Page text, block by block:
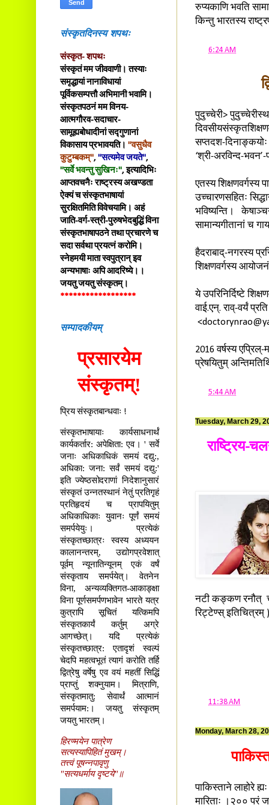
रुप्यकाणि भवति
किन्तु भारतस्य
6:24 AM
पुदुच्चेरी>
सप्तदश-दिनाङ्कयोः
‘श्री-अरविन्द-
एतस्य शिक्षणवर्गस्य
उच्चारणसहितः
भविष्यन्ति।
सामान्यगीतानां च
हैदराबाद्-नगरस्य
शिक्षणवर्गस्य
ये उपरिनिर्दिष्टे
वाई.एन्. राव्-वर्यं
2016 वर्षस्य
प्रेषयितुम्
5:44 AM
Tuesday, March 29,
राष्ट्रिय-
नटी कङ्कण रनौत्
रिट्टेण्स् इतिचित्रम्
11:38 AM
Monday, March 28,
पाकिस्ताने लाहोरे
मारिताः ।२०० परं
संस्कृतदिनस्य शपथः
संस्कृत- शपथः
संस्कृतं मम जीववाणी। तस्याः
समृद्धायां नानाविधायां
पूर्विकसम्पत्तौ अभिमानी भवामि।
संस्कृतपठनं मम विनय-
आत्मगौरव-सदाचार-
सामूह्यबोधादीनां सद्गुणानां
विकासाय प्रभावयति। "वसुधैव
कुटुम्बकम्", "सत्यमेव जयते",
"सर्वे भवन्तु सुखिनः", इत्यादिभिः
आप्तवचनैः राष्ट्रस्य अखण्डता
ऐक्यं च संस्कृतभाषायां
सुरक्षितमिति विवेचयामि। अहं
जाति-वर्ग-स्त्री-पुरुषभेदबुद्धिं विना
संस्कृतभाषापठने तथा प्रचारणे च
सदा सर्वथा प्रयत्नं करोमि।
स्नेहमयी माता स्वपुत्रान् इव
अन्यभाषाः अपि आदरिष्ये।।
जयतु जयतु संस्कृतम्।
******************
सम्पादकीयम्
प्रसारयेम
संस्कृतम्!
प्रिय संस्कृतबान्धवाः !
संस्कृतभाषायाः कार्यसाधनार्थं
कार्यकर्तार: अपेक्षिता: एव। ' सर्वे
जनाः अधिकाधिकं समयं दद्यु:,
अधिका: जना: सर्वं समयं दद्यु:'
इति ज्येष्ठसोदराणां निदेशानुसारं
संस्कृतं उन्नतस्थानं नेतुं प्रतिगृहं
प्रतिहृदयं च प्रापयितुम्
अधिकाधिकाः युवानः पूर्णं समयं
समर्पयेयुः। प्रत्येकं
संस्कृतच्छात्रः स्वस्य अध्ययन
कालानन्तरम्, उद्योगप्रवेशात्
पूर्वम् न्यूनातिन्यूनम् एकं वर्षं
संस्कृताय समर्पयेत्। वेतनेन
विना, अन्यव्यक्तिगत-आकाङ्क्षा
विना पूर्णसमर्पणभावेन भारते यत्र
कुत्रापि सूचितं यत्किमपि
संस्कृतकार्यं कर्तुम् अग्रे
आगच्छेत्। यदि प्रत्येकं
संस्कृतच्छात्र: एतादृशं स्वल्पं
चेदपि महत्वभूतं त्यागं करोति तर्हि
द्वित्रेषु वर्षेषु एव वयं महतीं सिद्धिं
प्राप्तुं शक्नुयाम। मित्राणि,
संस्कृतमातु: सेवार्थं आत्मानं
समर्पयाम:। जयतु संस्कृतम्
जयतु भारतम्।
हिरण्मयेन पात्रेण
सत्यस्यापिहितं मुखम्।
तत्त्वं पूषन्नपावृणु
"सत्यधर्माय दृष्टये"॥